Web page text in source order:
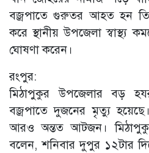
বজ্রপাতে গুরুতর আহত হন
করে স্থানীয় উপজেলা স্বাস্থ্য
ঘোষণা করেন।
রংপুর:
মিঠাপুকুর উপজেলার বড়
বজ্রপাতে দুজনের মৃত্যু
আরও অন্তত আটজন।
বলেন, শনিবার দুপুর ১২টার